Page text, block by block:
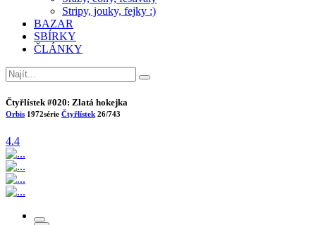
Stripy, jouky, fejky :)
BAZAR
SBÍRKY
ČLÁNKY
Čtyřlístek #020: Zlatá hokejka
Orbis 1972série Čtyřlístek 26/743
4.4